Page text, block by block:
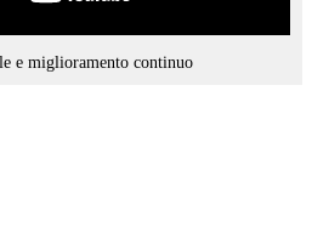
e miglioramento continuo